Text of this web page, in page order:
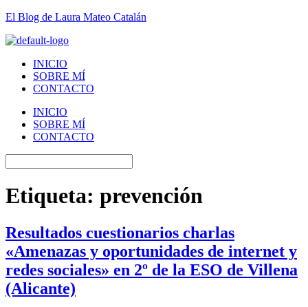
El Blog de Laura Mateo Catalán
INICIO
SOBRE MÍ
CONTACTO
INICIO
SOBRE MÍ
CONTACTO
Etiqueta: prevención
Resultados cuestionarios charlas
«Amenazas y oportunidades de internet y
redes sociales» en 2º de la ESO de Villena
(Alicante)